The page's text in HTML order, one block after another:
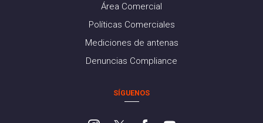
Área Comercial
Políticas Comerciales
Mediciones de antenas
Denuncias Compliance
SÍGUENOS